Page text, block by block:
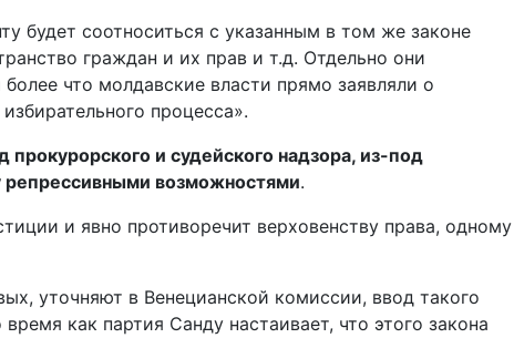
будет соотноситься с указанным в том же законе
граждан и их прав и т.д. Отдельно они
что молдавские власти прямо заявляли о
процесса».
и судейского надзора, из-под
репрессивными возможностями.
и явно противоречит верховенству права, одному
уточняют в Венецианской комиссии, ввод такого
как партия Санду настаивает, что этого закона